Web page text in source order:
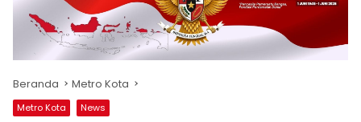
Beranda Metro Kota
Metro Kota News